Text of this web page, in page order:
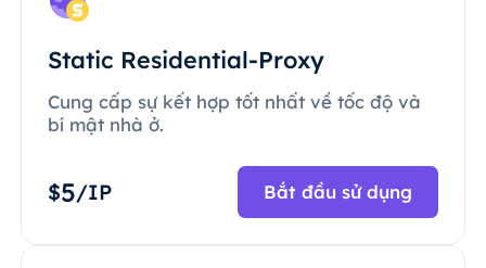
Static Residential-Proxy
Cung cấp sự kết hợp tốt nhất về tốc độ và
bí mật nhà ở.
$5/IP Bắt đầu sử dụng